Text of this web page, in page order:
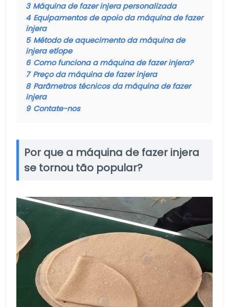
3 Máquina de fazer injera personalizada
4 Equipamentos de apoio da máquina de fazer
injera
5 Método de aquecimento da máquina de
injera etíope
6 Como funciona a máquina de fazer injera?
7 Preço da máquina de fazer injera
8 Parâmetros técnicos da máquina de fazer
injera
9 Contate-nos
Por que a máquina de fazer injera
se tornou tão popular?